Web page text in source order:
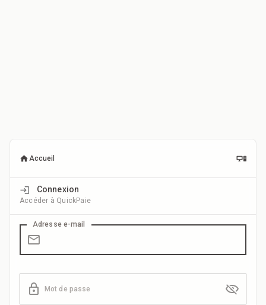
Accueil
Connexion
Accéder à QuickPaie
Adresse e-mail
Mot de passe